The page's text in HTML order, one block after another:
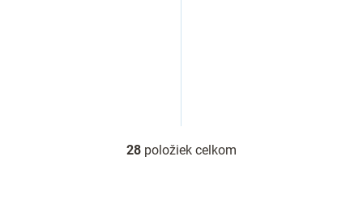
O
28 položiek celkom